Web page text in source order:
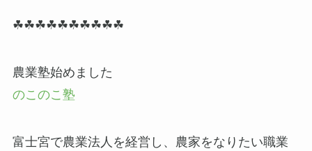
☘☘☘☘☘☘☘☘☘☘
農業塾始めました
のこのこ塾
富士宮で農業法人を経営し、農家をなりたい職業